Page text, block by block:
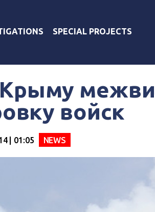
SPECIAL PROJECTS
Крыму
войск
| 01:05 NEWS